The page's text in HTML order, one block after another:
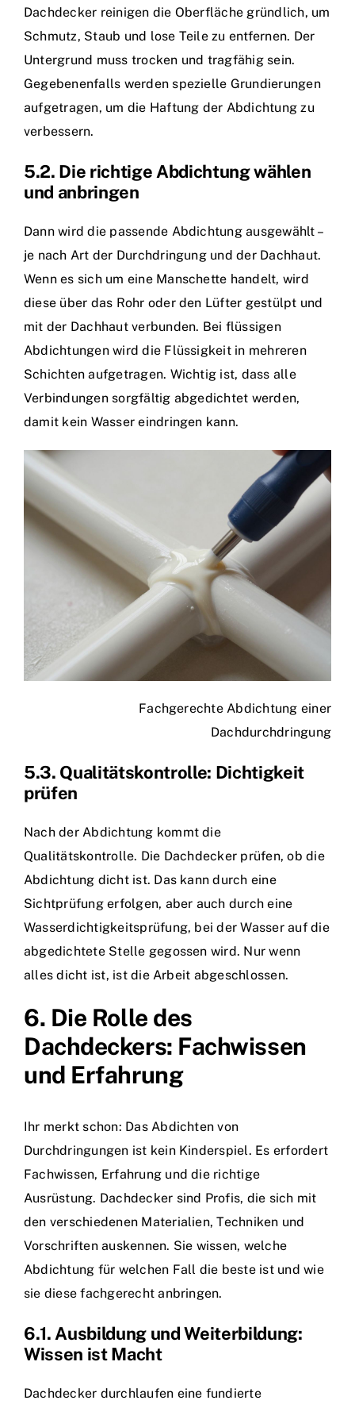
Dachdecker reinigen die Oberfläche gründlich, um
Schmutz, Staub und lose Teile zu entfernen. Der
Untergrund muss trocken und tragfähig sein.
Gegebenenfalls werden spezielle Grundierungen
aufgetragen, um die Haftung der Abdichtung zu
verbessern.
5.2. Die richtige Abdichtung wählen
und anbringen
Dann wird die passende Abdichtung ausgewählt –
je nach Art der Durchdringung und der Dachhaut.
Wenn es sich um eine Manschette handelt, wird
diese über das Rohr oder den Lüfter gestülpt und
mit der Dachhaut verbunden. Bei flüssigen
Abdichtungen wird die Flüssigkeit in mehreren
Schichten aufgetragen. Wichtig ist, dass alle
Verbindungen sorgfältig abgedichtet werden,
damit kein Wasser eindringen kann.
Fachgerechte Abdichtung einer
Dachdurchdringung
5.3. Qualitätskontrolle: Dichtigkeit
prüfen
Nach der Abdichtung kommt die
Qualitätskontrolle. Die Dachdecker prüfen, ob die
Abdichtung dicht ist. Das kann durch eine
Sichtprüfung erfolgen, aber auch durch eine
Wasserdichtigkeitsprüfung, bei der Wasser auf die
abgedichtete Stelle gegossen wird. Nur wenn
alles dicht ist, ist die Arbeit abgeschlossen.
6. Die Rolle des
Dachdeckers: Fachwissen
und Erfahrung
Ihr merkt schon: Das Abdichten von
Durchdringungen ist kein Kinderspiel. Es erfordert
Fachwissen, Erfahrung und die richtige
Ausrüstung. Dachdecker sind Profis, die sich mit
den verschiedenen Materialien, Techniken und
Vorschriften auskennen. Sie wissen, welche
Abdichtung für welchen Fall die beste ist und wie
sie diese fachgerecht anbringen.
6.1. Ausbildung und Weiterbildung:
Wissen ist Macht
Dachdecker durchlaufen eine fundierte